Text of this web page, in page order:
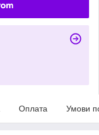
Оплата Умови